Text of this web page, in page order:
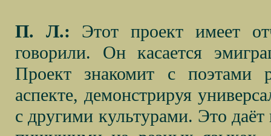
П. Л.: Этот проект имеет
говорили. Он касается
Проект знакомит с поэтами
аспекте, демонстрируя
с другими культурами. Это